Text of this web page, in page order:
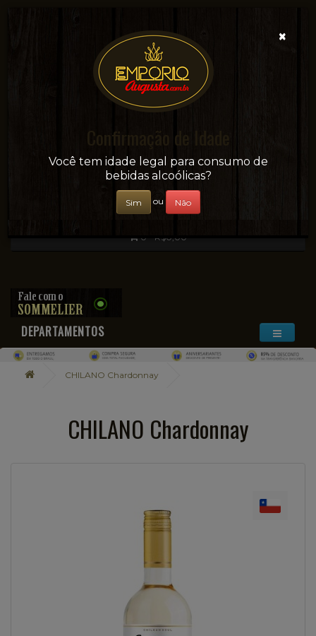
Sua conveniência e adega on-line!
0 - R$0,00
DEPARTAMENTOS
CHILANO Chardonnay
CHILANO Chardonnay
×
Confirmação de Idade
Você tem idade legal para consumo de
bebidas alcoólicas?
Sim ou Não